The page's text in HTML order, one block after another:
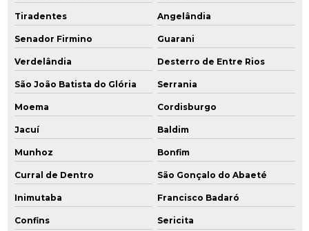
Tiradentes Angelândia
Senador Firmino Guarani
Verdelândia Desterro de Entre Rios
São João Batista do Glória Serrania
Moema Cordisburgo
Jacuí Baldim
Munhoz Bonfim
Curral de Dentro São Gonçalo do Abaeté
Inimutaba Francisco Badaró
Confins Sericita